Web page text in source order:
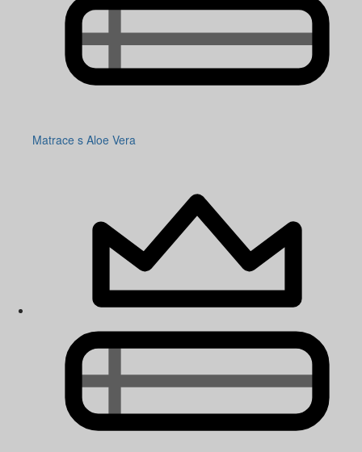
Matrace s Aloe Vera